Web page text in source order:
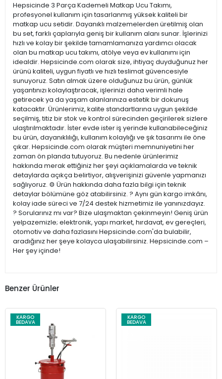
Hepsicinde 3 Parça Kademeli Matkap Ucu Takımı,
profesyonel kullanım için tasarlanmış yüksek kaliteli bir
matkap ucu setidir. Dayanıklı malzemelerden üretilmiş olan
bu set, farklı çaplarıyla geniş bir kullanım alanı sunar. İşlerinizi
hızlı ve kolay bir şekilde tamamlamanıza yardımcı olacak
olan bu matkap ucu takımı, atölye veya ev kullanımı için
idealdir. Hepsicinde.com olarak size, ihtiyaç duyduğunuz her
ürünü kaliteli, uygun fiyatlı ve hızlı teslimat güvencesiyle
sunuyoruz. Satın almak üzere olduğunuz bu ürün, günlük
yaşantınızı kolaylaştıracak, işlerinizi daha verimli hale
getirecek ya da yaşam alanlarınıza estetik bir dokunuş
katacaktır. Ürünlerimiz, kalite standartlarına uygun şekilde
seçilmiş, titiz bir stok ve kontrol sürecinden geçirilerek sizlere
ulaştırılmaktadır. İster evde ister iş yerinde kullanabileceğiniz
bu ürün, dayanıklılığı, kullanım kolaylığı ve şık tasarımı ile öne
çıkar. Hepsicinde.com olarak müşteri memnuniyetini her
zaman ön planda tutuyoruz. Bu nedenle ürünlerimiz
hakkında merak ettiğiniz her şeyi açıklamalarda ve teknik
detaylarda açıkça belirtiyor, alışverişinizi güvenle yapmanızı
sağlıyoruz. ⚙️ Ürün hakkında daha fazla bilgi için teknik
detaylar bölümüne göz atabilirsiniz. ? Aynı gün kargo imkânı,
kolay iade süreci ve 7/24 destek hizmetimiz ile yanınızdayız.
? Sorularınız mı var? Bize ulaşmaktan çekinmeyin! Geniş ürün
yelpazemizle; elektronik, yapı market, hırdavat, ev gereçleri,
otomotiv ve daha fazlasını Hepsicinde.com'da bulabilir,
aradığınız her şeye kolayca ulaşabilirsiniz. Hepsicinde.com –
Her şey içinde!
Benzer Ürünler
KARGO
BEDAVA
KARGO
BEDAVA